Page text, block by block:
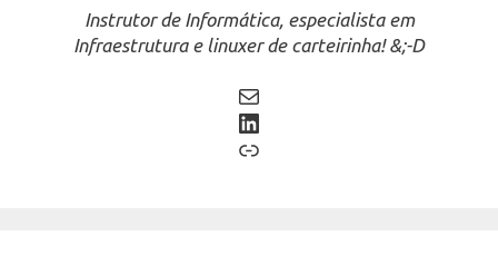
Instrutor de Informática, especialista em
Infraestrutura e linuxer de carteirinha! &;-D
Mail
LinkedIn
Link